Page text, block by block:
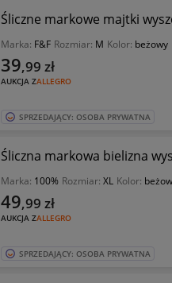
Śliczne markowe majtki
Marka: F&F Rozmiar: M Kolor: beżowy
AUKCJA ZALLEGRO
39,99 zł
SPRZEDAJĄCY: OSOBA PRYWATNA
Śliczna markowa bielizna
Marka: 100% Rozmiar: XL Kolor:
AUKCJA ZALLEGRO
49,99 zł
SPRZEDAJĄCY: OSOBA PRYWATNA